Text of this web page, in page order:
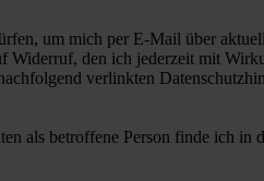
um mich per E-Mail über
den ich jederzeit mit
verlinkten
als betroffene Person finde ich in